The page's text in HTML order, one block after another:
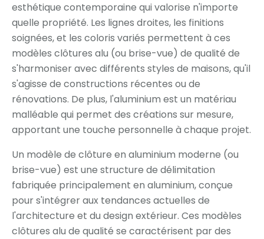
esthétique contemporaine qui valorise n'importe
quelle propriété. Les lignes droites, les finitions
soignées, et les coloris variés permettent à ces
modèles clôtures alu (ou brise-vue) de qualité de
s'harmoniser avec différents styles de maisons, qu'il
s'agisse de constructions récentes ou de
rénovations. De plus, l'aluminium est un matériau
malléable qui permet des créations sur mesure,
apportant une touche personnelle à chaque projet.
Un modèle de clôture en aluminium moderne (ou
brise-vue) est une structure de délimitation
fabriquée principalement en aluminium, conçue
pour s'intégrer aux tendances actuelles de
l'architecture et du design extérieur. Ces modèles
clôtures alu de qualité se caractérisent par des